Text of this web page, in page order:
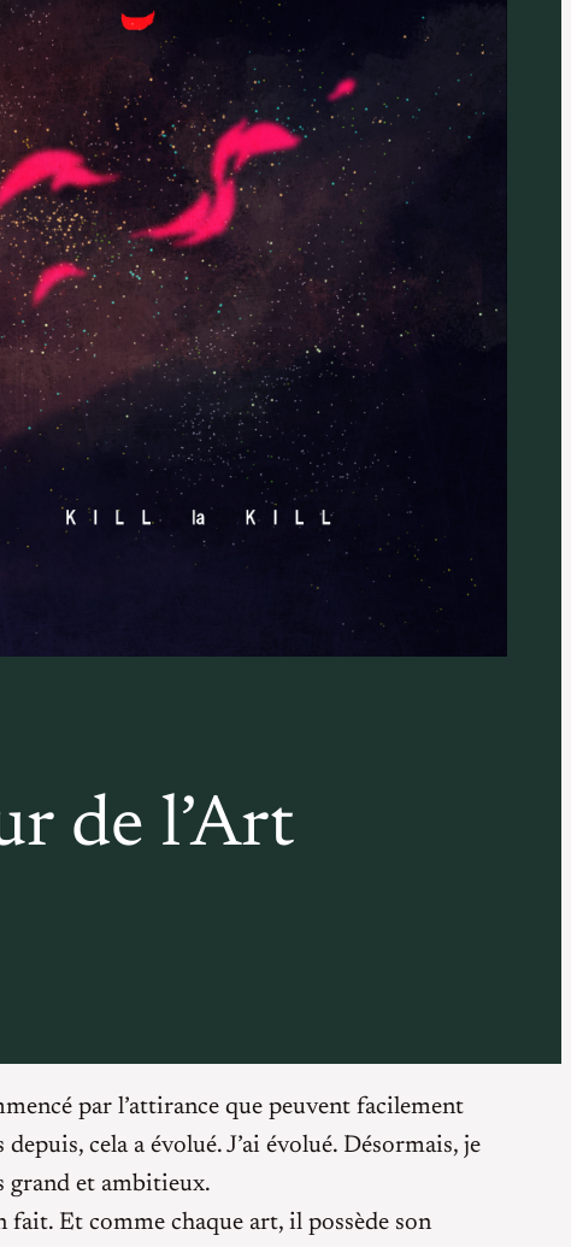
de l’Art
par l’attirance que peuvent facilement
depuis, cela a évolué. J’ai évolué. Désormais, je
grand et ambitieux.
fait. Et comme chaque art, il possède son